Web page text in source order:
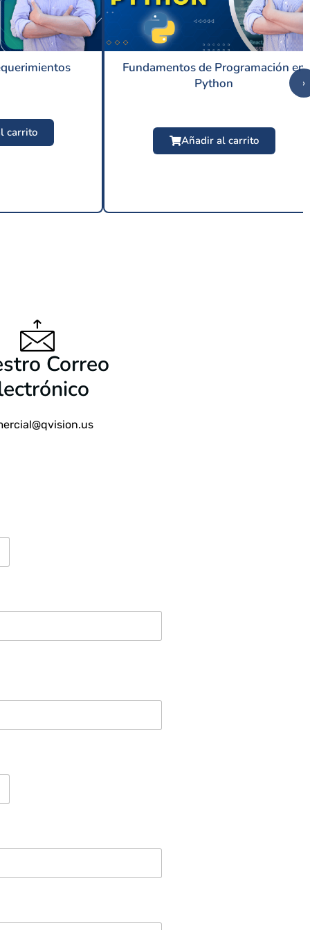
carrito
Fundamentos de Programación en
Python
Añadir al carrito
›
Correo